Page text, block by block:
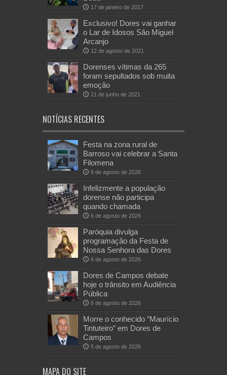
17 de janeiro de 2017
Exclusivo! Dores vai ganhar
o Lar de Idosos São Miguel
Arcanjo
12 de agosto de 2021
Dorenses vítimas da 265
foram sepultados sob muita
emoção
21 de junho de 2021
NOTÍCIAS RECENTES
Festa na zona rural de
Barroso vai celebrar a Santa
Filomena
6 de agosto de 2026
Infelizmente a população
dorense não participa
quando chamada
6 de agosto de 2026
Paróquia divulga
programação da Festa de
Nossa Senhora das Dores
6 de agosto de 2026
Dores de Campos debate
hoje o trânsito em Audiência
Pública
6 de agosto de 2026
Morre o conhecido “Maurício
Tintuteiro” em Dores de
Campos
5 de agosto de 2026
MAPA DO SITE